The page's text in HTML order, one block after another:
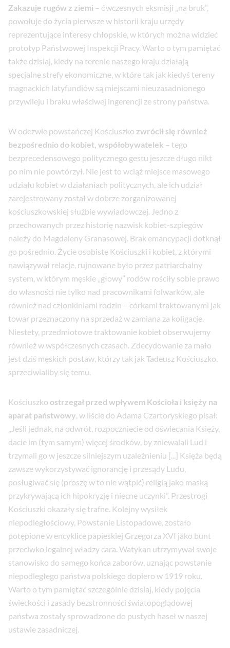
Zakazuje rugów z ziemi – ówczesnych eksmisji „na bruk”,
powołuje do życia pierwsze w historii kraju urzędy
reprezentujące interesy chłopskie, w których można widzieć
prototyp Państwowej Inspekcji Pracy. Warto o tym pamiętać
także dzisiaj, kiedy na terenie naszego kraju działają
specjalne strefy ekonomiczne, w które tak jak kiedyś tereny
magnackich latyfundiów są miejscami nieuzasadnionego
przywileju i braku właściwej ingerencji ze strony państwa.
W odezwie powstańczej Kościuszko zwrócił się również
bezpośrednio do kobiet, współobywatelek – tego
bezprecedensowego politycznego gestu jeszcze długo nikt
po nim nie powtórzył. Nie jest to wciąż miejsce masowego
udziału kobiet w działaniach politycznych, ale ich udział
zarejestrowany został w dobrze zorganizowanej
kościuszkowskiej służbie wywiadowczej. Jedno z
przechowanych przez historię nazwisk kobiet-szpiegów
należy do Magdaleny Granasowej. Brak emancypacji dotknął
go pośrednio. Życie osobiste Kościuszki i kobiet, z którymi
nawiązywał relacje, rujnowane było przez patriarchalny
system, w którym męskie „głowy” rodów rościły sobie prawo
do własności nie tylko nad pracownikami folwarków, ale
również nad członkiniami rodzin – córkami traktowanymi jak
towar przeznaczony na sprzedaż w zamiana za koligacje.
Niestety, przedmiotowe traktowanie kobiet obserwujemy
również w współczesnych czasach. Zdecydowanie za mało
jest dziś męskich postaw, którzy tak jak Tadeusz Kościuszko,
sprzeciwialiby się temu.
Kościuszko ostrzegał przed wpływem Kościoła i księży na
aparat państwowy, w liście do Adama Czartoryskiego pisał:
„Jeśli jednak, na odwrót, rozpoczniecie od oświecania Księży,
dacie im (tym samym) więcej środków, by zniewalali Lud i
trzymali go w jeszcze silniejszym uzależnieniu [...] Księża będą
zawsze wykorzystywać ignorancję i przesądy Ludu,
posługiwać się (proszę w to nie wątpić) religią jako maską
przykrywającą ich hipokryzję i niecne uczynki”. Przestrogi
Kościuszki okazały się trafne. Kolejny wysiłek
niepodległościowy, Powstanie Listopadowe, zostało
potępione w encyklice papieskiej Grzegorza XVI jako bunt
przeciwko legalnej władzy cara. Watykan utrzymywał swoje
stanowisko do samego końca zaborów, uznając powstanie
niepodległego państwa polskiego dopiero w 1919 roku.
Warto o tym pamiętać szczególnie dzisiaj, kiedy pojęcia
świeckości i zasady bezstronności światopoglądowej
państwa zostały sprowadzone do pustych haseł w naszej
ustawie zasadniczej.